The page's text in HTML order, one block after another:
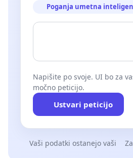
Poganja umetna
Napišite po svoje. UI bo za
močno peticijo.
Ustvari peticijo
Vaši podatki ostanejo vaši